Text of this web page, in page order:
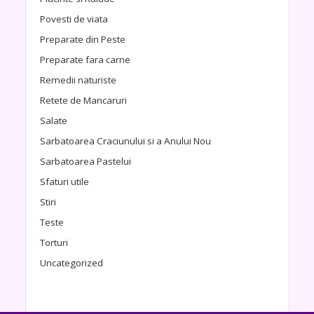
Povesti de viata
Preparate din Peste
Preparate fara carne
Remedii naturiste
Retete de Mancaruri
Salate
Sarbatoarea Craciunului si a Anului Nou
Sarbatoarea Pastelui
Sfaturi utile
Stiri
Teste
Torturi
Uncategorized